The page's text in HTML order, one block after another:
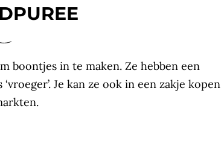
boontjes in te maken. Ze hebben een
Je kan ze ook in een zakje kopen